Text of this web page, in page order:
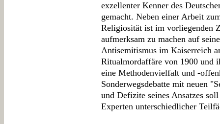
exzellenter Kenner des
gemacht. Neben einer Arbeit
Religiosität ist im vorliegenden
aufmerksam zu machen auf
Antisemitismus im Kaiserreich
Ritualmordaffäre von 1900 und
eine Methodenvielfalt und -
Sonderwegsdebatte mit neuen
und Defizite seines Ansatzes
Experten unterschiedlicher